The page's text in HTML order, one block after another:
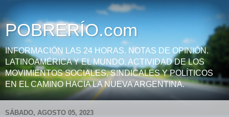
POBRERÍO.com
INFORMACIÓN LAS 24 HORAS. NOTAS DE OPINIÓN.
LATINOAMÉRICA Y EL MUNDO. ACTIVIDAD DE LOS
MOVIMIENTOS SOCIALES, SINDICALES Y POLÍTICOS
EN EL CAMINO HACIA LA NUEVA ARGENTINA.
SÁBADO, AGOSTO 05, 2023